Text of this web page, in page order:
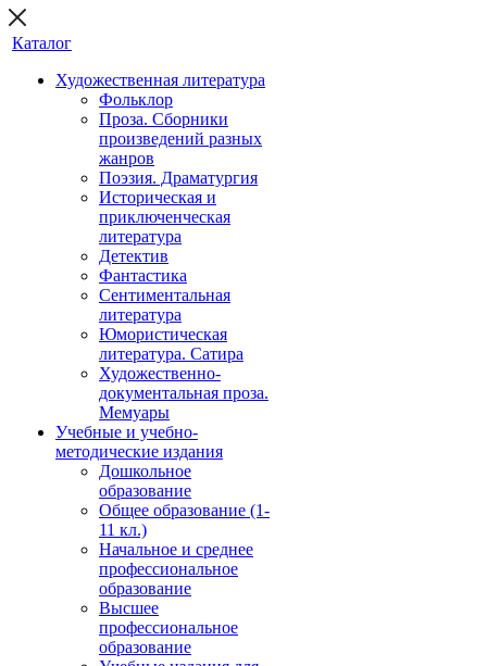
Каталог
Художественная литература
Фольклор
Проза. Сборники
произведений разных
жанров
Поэзия. Драматургия
Историческая и
приключенческая
литература
Детектив
Фантастика
Сентиментальная
литература
Юмористическая
литература. Сатира
Художественно-
документальная проза.
Мемуары
Учебные и учебно-
методические издания
Дошкольное
образование
Общее образование (1-
11 кл.)
Начальное и среднее
профессиональное
образование
Высшее
профессиональное
образование